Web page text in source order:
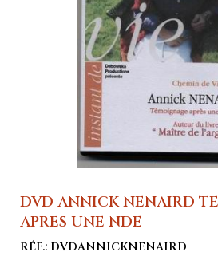
DVD ANNICK NENAIRD
APRES UNE NDE
RÉF.: DVDANNICKNENAIRD